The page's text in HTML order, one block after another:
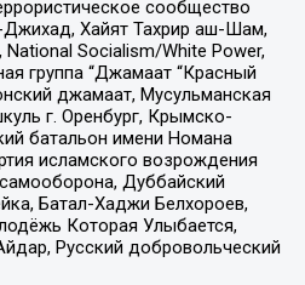
сообщество
Джихад, Хайят Тахрир аш-Шам,
Socialism/White Power,
группа “Джамаат “Красный
джамаат, Мусульманская
г. Оренбург, Крымско-
батальон имени Номана
исламского возрождения
Дуббайский
Батал-Хаджи Белхороев,
Которая Улыбается,
Русский добровольческий